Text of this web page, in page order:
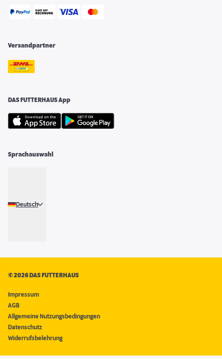
Versandpartner
DAS FUTTERHAUS App
Sprachauswahl
Deutsch
©2026 DAS FUTTERHAUS
Impressum
AGB
Allgemeine Nutzungsbedingungen
Datenschutz
Widerrufsbelehrung